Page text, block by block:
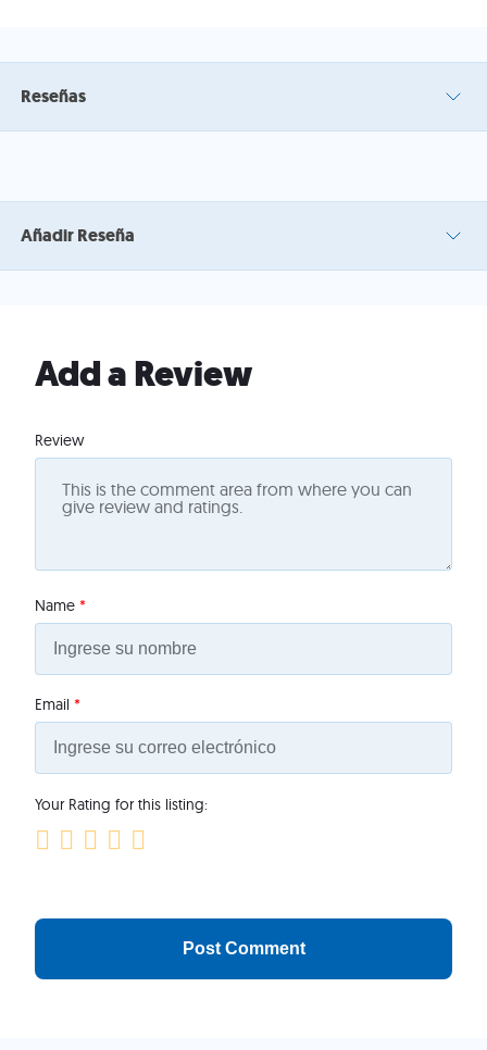
Reseñas
Añadir Reseña
Add a Review
Review
Name *
Email *
Your Rating for this listing: